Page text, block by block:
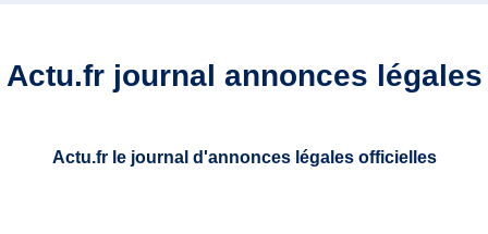
Actu.fr journal annonces légales
Actu.fr le journal d'annonces légales officielles